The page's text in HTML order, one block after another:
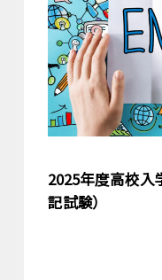
2025年度高校
記試験）